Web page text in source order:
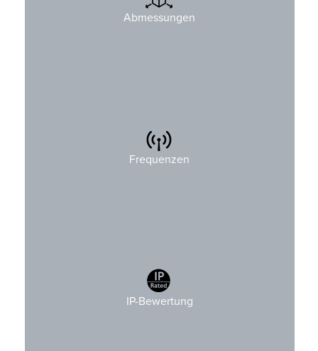
Abmessungen
B: 68 mm (2.7″)
T: 53 mm (2.1″)
Frequenzen
4xx MHz
8xx MHz
2,4 GHz
IP-Bewertung